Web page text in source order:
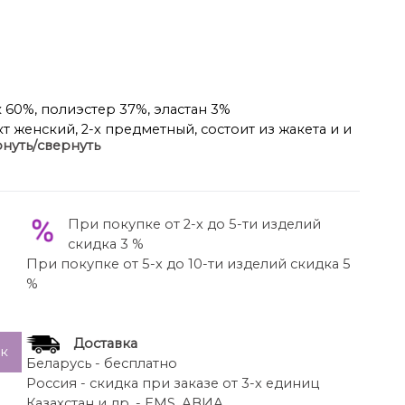
полиэстер 37%, эластан 3%
женский, 2-х предметный, состоит из жакета и и
ткани, на подкладке, полуприлегающего
на пуговицы до линии перегиба лацкана.
отрезной бочок и карман с клапаном. Спинка с
типа. Длина по спинке 66 см, длина рукава 62
стрелками,по переду обработаны карманы
молнию и 1 пуговицу. На задних половинках
с листочкой, пояс в брюках притачной.
свернуть
При покупке от 2-х до 5-ти изделий
скидка 3 %
При покупке от 5-х до 10-ти изделий скидка 5
%
Доставка
Беларусь - бесплатно
Россия - скидка при заказе от 3-х единиц